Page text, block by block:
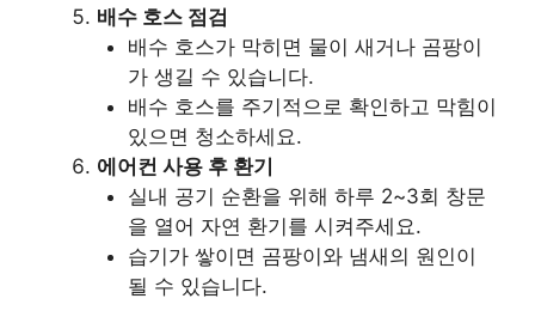
배수 호스 점검
배수 호스가 막히면 물이 새거나 곰팡이
가 생길 수 있습니다.
배수 호스를 주기적으로 확인하고 막힘이
있으면 청소하세요.
에어컨 사용 후 환기
실내 공기 순환을 위해 하루 2~3회 창문
을 열어 자연 환기를 시켜주세요.
습기가 쌓이면 곰팡이와 냄새의 원인이
될 수 있습니다.